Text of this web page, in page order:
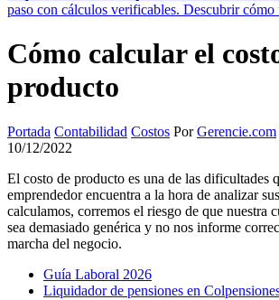
paso con cálculos verificables. Descubrir
Cómo calcular el
producto
Portada Contabilidad Costos PorGerencie.com
10/12/2022
El costo de producto es una de las dificultades
emprendedor encuentra a la hora de analizar
calculamos, corremos el riesgo de que nuestra
sea demasiado genérica y no nos informe
marcha del negocio.
Guía Laboral 2026
Liquidador de pensiones en